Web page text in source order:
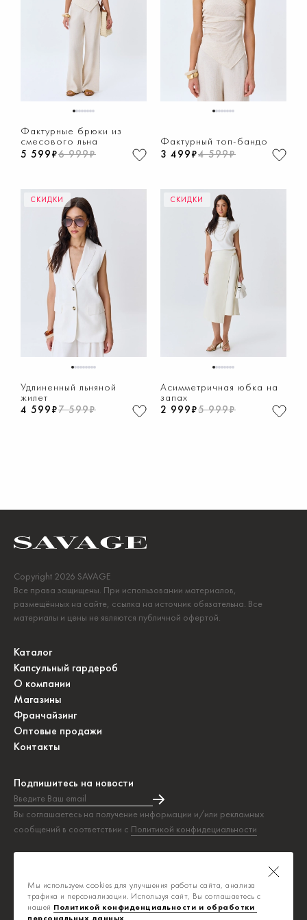
12345678
Фактурные брюки из
смесового льна
5 599₽6 999₽
12345678
Фактурный топ-бандо
3 499₽4 599₽
СКИДКИ
123456789
Удлиненный льняной
жилет
4 599₽7 599₽
СКИДКИ
12345678
Асимметричная юбка на
запах
2 999₽5 999₽
Copyright 2026 SAVAGE
Все права защищены. При использовании материалов,
размещённых на сайте, ссылка на источник обязательна. Все
материалы и цены не являются публичной офертой.
Каталог
Капсульный гардероб
О компании
Магазины
Франчайзинг
Оптовые продажи
Контакты
Подпишитесь на новости
Введите Ваш email
Вы соглашаетесь на получение информации и/или рекламных
сообщений в соответствии с Политикой конфидециальности
Подписка на новости прошла успешно!
Политика конфиденциальности
Публичная оферта
Мы используем cookies для улучшения работы сайта, анализа
трафика и персонализации. Используя сайт, Вы соглашаетесь с
нашей Политикой конфиденциальности и обработки